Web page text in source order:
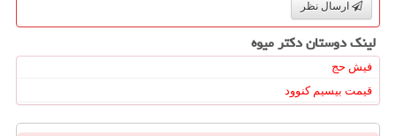
ارسال نظر
لینک دوستان دكتر میوه
فیش حج
قیمت بیسیم کنوود